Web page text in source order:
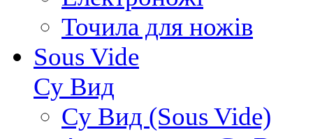
Точила для ножів
Sous Vide
Су Вид
Су Вид (Sous Vide)